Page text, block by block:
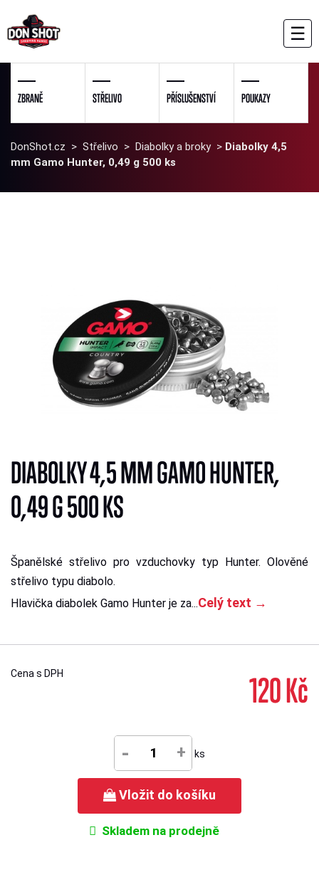
☰
ZBRANĚ STŘELIVO PŘÍSLUŠENSTVÍ POUKAZY
DonShot.cz > Střelivo > Diabolky a broky> Diabolky 4,5
mm Gamo Hunter, 0,49 g 500 ks
DIABOLKY 4,5 MM GAMO HUNTER,
0,49 G 500 KS
Španělské střelivo pro vzduchovky typ Hunter. Olověné
střelivo typu diabolo.
Hlavička diabolek Gamo Hunter je za...Celý text →
Cena s DPH 120 Kč
- + ks
Vložit do košíku
Skladem na prodejně